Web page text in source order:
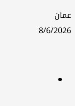
عمان
8/6/2026